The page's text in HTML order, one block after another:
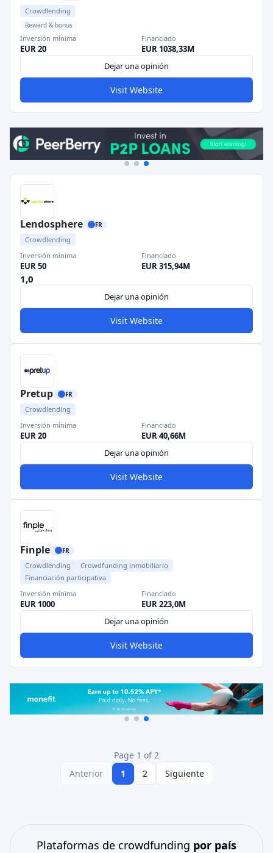
Crowdlending
Reward & bonus
Inversión mínima
EUR 20
Financiado
EUR 1038,33M
Dejar una opinión
Visit Website
Lendosphere FR
Crowdlending
Inversión mínima
EUR 50
Financiado
EUR 315,94M
1,0
Dejar una opinión
Visit Website
Pretup FR
Crowdlending
Inversión mínima
EUR 20
Financiado
EUR 40,66M
Dejar una opinión
Visit Website
Finple FR
Crowdlending
Crowdfunding inmobiliario
Financiación participativa
Inversión mínima
EUR 1000
Financiado
EUR 223,0M
Dejar una opinión
Visit Website
Page 1 of 2
Anterior
1 2 Siguiente
Plataformas de crowdfunding por país